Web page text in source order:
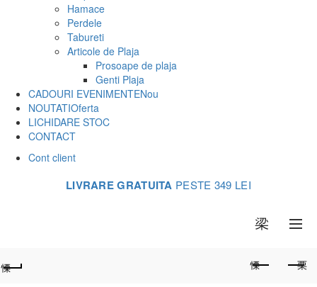
Hamace
Perdele
Tabureti
Articole de Plaja
Prosoape de plaja
Genti Plaja
CADOURI EVENIMENTENou
NOUTATIOferta
LICHIDARE STOC
CONTACT
Cont client
LIVRARE GRATUITA PESTE 349 LEI